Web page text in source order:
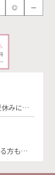
みに入
乱れがち
ないか
やすくな
発に活
さんの大
方も多い